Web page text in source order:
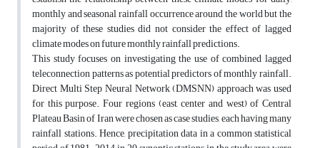
monthly and seasonal rainfall occurrence around the world but the
majority of these studies did not consider the effect of lagged
climate modes on future monthly rainfall predictions.
This study focuses on investigating the use of combined lagged
teleconnection patterns as potential predictors of monthly rainfall.
Direct Multi Step Neural Network (DMSNN) approach was used
for this purpose. Four regions (east, center and west) of Central
Plateau Basin of Iran were chosen as case studies, each having many
rainfall stations. Hence, precipitation data in a common statistical